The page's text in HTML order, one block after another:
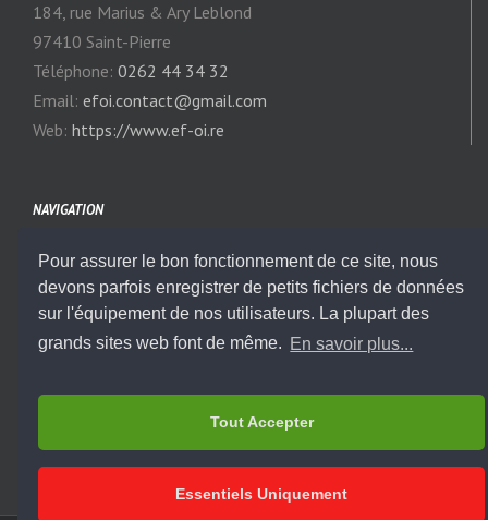
Pour assurer le bon fonctionnement de ce site, nous
devons parfois enregistrer de petits fichiers de données
sur l'équipement de nos utilisateurs. La plupart des
grands sites web font de même. En savoir plus...
Tout Accepter
Essentiels Uniquement
184, rue Marius & Ary Leblond
97410 Saint-Pierre
Téléphone: 0262 44 34 32
Email: efoi.contact@gmail.com
Web: https://www.ef-oi.re
NAVIGATION
Notre Actualité
Modules